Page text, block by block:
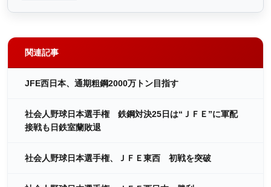
関連記事
JFE西日本、通期粗鋼2000万トン目指す
社会人野球日本選手権 鉄鋼対決25日は“ＪＦＥ”に軍配
接戦も日鉄室蘭敗退
社会人野球日本選手権、ＪＦＥ東西 初戦を突破